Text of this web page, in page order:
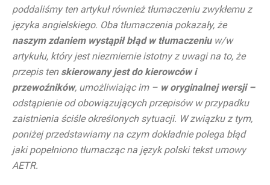
poddaliśmy ten artykuł również tłumaczeniu zwykłemu z
języka angielskiego. Oba tłumaczenia pokazały, że
naszym zdaniem wystąpił błąd w tłumaczeniu w/w
artykułu, który jest niezmiernie istotny z uwagi na to, że
przepis ten skierowany jest do kierowców i
przewoźników, umożliwiając im – w oryginalnej wersji –
odstąpienie od obowiązujących przepisów w przypadku
zaistnienia ściśle określonych sytuacji. W związku z tym,
poniżej przedstawiamy na czym dokładnie polega błąd
jaki popełniono tłumacząc na język polski tekst umowy
AETR.